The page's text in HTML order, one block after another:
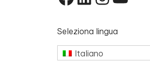
Seleziona lingua
Italiano